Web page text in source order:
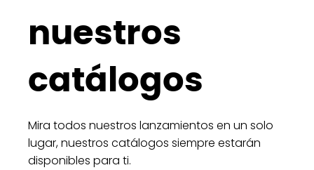
nuestros
catálogos
Mira todos nuestros lanzamientos en un solo
lugar, nuestros catálogos siempre estarán
disponibles para ti.